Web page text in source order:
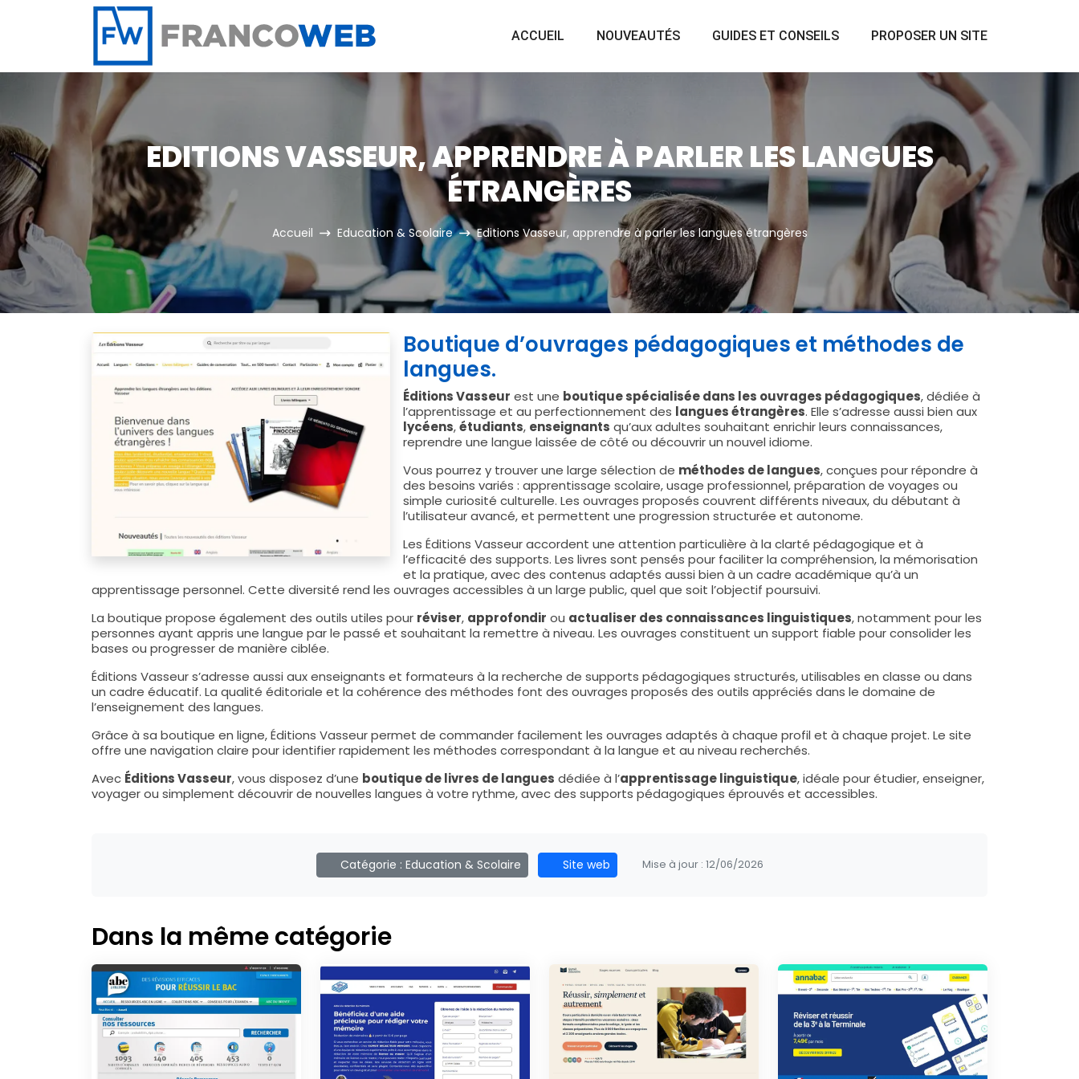
Panneau de gestion des cookies
ACCUEIL NOUVEAUTÉS GUIDES ET CONSEILS PROPOSER UN SITE
EDITIONS VASSEUR, APPRENDRE À PARLER LES LANGUES
ÉTRANGÈRES
Accueil Education & Scolaire Editions Vasseur, apprendre à parler les langues étrangères
Boutique d’ouvrages pédagogiques et méthodes de
langues.
Éditions Vasseur est une boutique spécialisée dans les ouvrages pédagogiques, dédiée à
l’apprentissage et au perfectionnement des langues étrangères. Elle s’adresse aussi bien aux
lycéens,étudiants, enseignants qu’aux adultes souhaitant enrichir leurs connaissances,
reprendre une langue laissée de côté ou découvrir un nouvel idiome.
Vous pourrez y trouver une large sélection de méthodes de langues, conçues pour répondre à
des besoins variés : apprentissage scolaire, usage professionnel, préparation de voyages ou
simple curiosité culturelle. Les ouvrages proposés couvrent différents niveaux, du débutant à
l’utilisateur avancé, et permettent une progression structurée et autonome.
Les Éditions Vasseur accordent une attention particulière à la clarté pédagogique et à
l’efficacité des supports. Les livres sont pensés pour faciliter la compréhension, la mémorisation
et la pratique, avec des contenus adaptés aussi bien à un cadre académique qu’à un
apprentissage personnel. Cette diversité rend les ouvrages accessibles à un large public, quel que soit l’objectif poursuivi.
La boutique propose également des outils utiles pour réviser, approfondir ou actualiser des connaissances linguistiques, notamment pour les
personnes ayant appris une langue par le passé et souhaitant la remettre à niveau. Les ouvrages constituent un support fiable pour consolider les
bases ou progresser de manière ciblée.
Éditions Vasseur s’adresse aussi aux enseignants et formateurs à la recherche de supports pédagogiques structurés, utilisables en classe ou dans
un cadre éducatif. La qualité éditoriale et la cohérence des méthodes font des ouvrages proposés des outils appréciés dans le domaine de
l’enseignement des langues.
Grâce à sa boutique en ligne, Éditions Vasseur permet de commander facilement les ouvrages adaptés à chaque profil et à chaque projet. Le site
offre une navigation claire pour identifier rapidement les méthodes correspondant à la langue et au niveau recherchés.
Avec Éditions Vasseur, vous disposez d’une boutique de livres de langues dédiée à l’apprentissage linguistique, idéale pour étudier, enseigner,
voyager ou simplement découvrir de nouvelles langues à votre rythme, avec des supports pédagogiques éprouvés et accessibles.
Catégorie : Education & Scolaire Site web Mise à jour : 12/06/2026
Dans la même catégorie